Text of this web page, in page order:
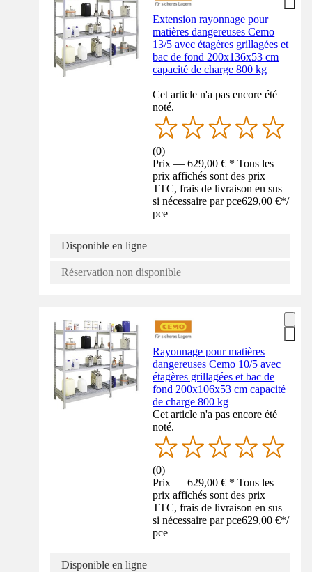
Extension rayonnage pour
matières dangereuses Cemo
13/5 avec étagères grillagées et
bac de fond 200x136x53 cm
capacité de charge 800 kg
Cet article n'a pas encore été
noté.
(0)
Prix — 629,00 € * Tous les
prix affichés sont des prix
TTC, frais de livraison en sus
si nécessaire par pce629,00 €*/
pce
Disponible en ligne
Réservation non disponible
Rayonnage pour matières
dangereuses Cemo 10/5 avec
étagères grillagées et bac de
fond 200x106x53 cm capacité
de charge 800 kg
Cet article n'a pas encore été
noté.
(0)
Prix — 629,00 € * Tous les
prix affichés sont des prix
TTC, frais de livraison en sus
si nécessaire par pce629,00 €*/
pce
Disponible en ligne